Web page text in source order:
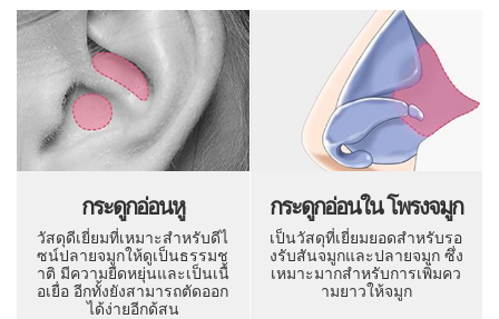
กระดูกอ่อนหู
วัสดุดีเยี่ยมที่เหมาะสำหรับดีไ
ซน์ปลายจมูกให้ดูเป็นธรรมช
าติ มีความยืดหยุ่นและเป็นเนื้
อเยื่อ อีกทั้งยังสามารถตัดออก
ได้ง่ายอีกด้สน
กระดูกอ่อนใน โพรงจมูก
เป็นวัสดุที่เยี่ยมยอดสำหรับรอ
งรับสันจมูกและปลายจมูก ซึ่ง
เหมาะมากสำหรับการเพิ่มคว
ามยาวให้จมูก